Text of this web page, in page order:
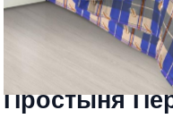
Простыня